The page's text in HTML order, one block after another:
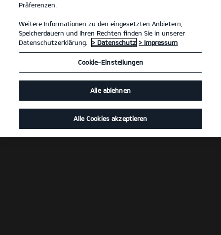
Präferenzen.
Weitere Informationen zu den eingesetzten Anbietern,
Speicherdauern und Ihren Rechten finden Sie in unserer
Datenschutzerklärung.
> Datenschutz > Impressum
Cookie-Einstellungen
Alle ablehnen
Alle Cookies akzeptieren